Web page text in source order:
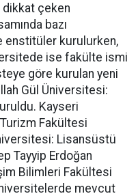
dikkat çeken
bazı
enstitüler kurulurken,
ise fakülte ismi
göre kurulan yeni
Gül Üniversitesi:
Kayseri
Fakültesi
Lisansüstü
Tayyip Erdoğan
Bilimleri Fakültesi
mevcut